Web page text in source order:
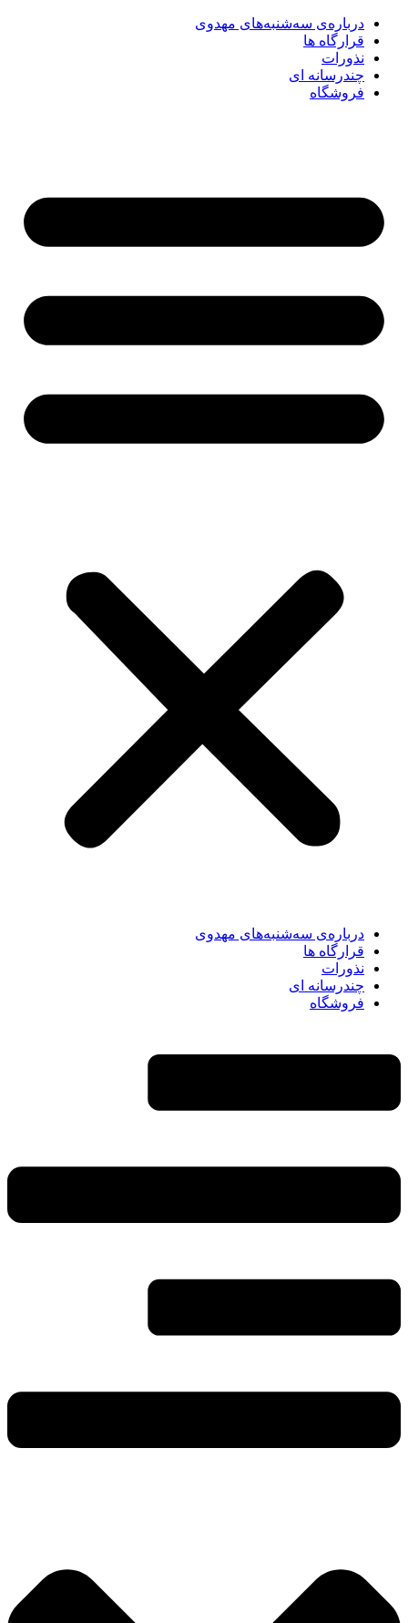
درباره‌ی سه‌شنبه‌های مهدوی
قرارگاه ها
نذورات
چندرسانه‌ ای
فروشگاه
درباره‌ی سه‌شنبه‌های مهدوی
قرارگاه ها
نذورات
چندرسانه‌ ای
فروشگاه